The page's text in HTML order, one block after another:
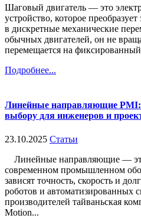
Шаговый двигатель — это
устройство, которое
в дискретные механические
обычных двигателей, он не
перемещается на
Подробнее...
Линейные направляющие PMI:
выбору для инженеров и
23.10.2025 Статьи
Линейные направляющие —
современном промышленном
зависят точность, скорость и
роботов и автоматизированных
производителей тайваньская
Motion...